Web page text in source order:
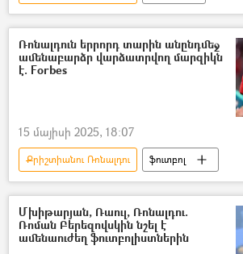
Ձերբակալություն
Ջենիֆեր Լոպես
խոտան
մարզադաշտ
ՈւԵՖԱ
ֆուտբոլ
Սերգեյ Ջանջոյան
Ռոնալդուն երրորդ տարին անընդմեջ
ամենաբարձր վարձատրվող մարզիկն
է. Forbes
15 մայիսի 2025, 18:07
Քրիշտիանու Ռոնալդու
ֆուտբոլ
վարկանիշ
Forbes մարզիկ
Մխիթարյան, Ռաուլ, Ռոնալդու.
Ռոման Բերեզովսկին նշել է
ամենաուժեղ ֆուտբոլիստներին